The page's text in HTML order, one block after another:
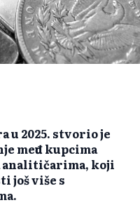
u 2025. stvorio je
među kupcima
analitičarima, koji
još više s